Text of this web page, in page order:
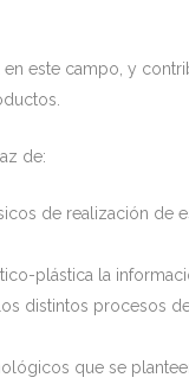
este campo, y
de:
de realización de
plástica la
distintos procesos
que se